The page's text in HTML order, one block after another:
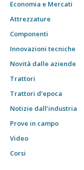
Economia e Mercati
Attrezzature
Componenti
Innovazioni tecniche
Novità dalle aziende
Trattori
Trattori d’epoca
Notizie dall’industria
Prove in campo
Video
Corsi